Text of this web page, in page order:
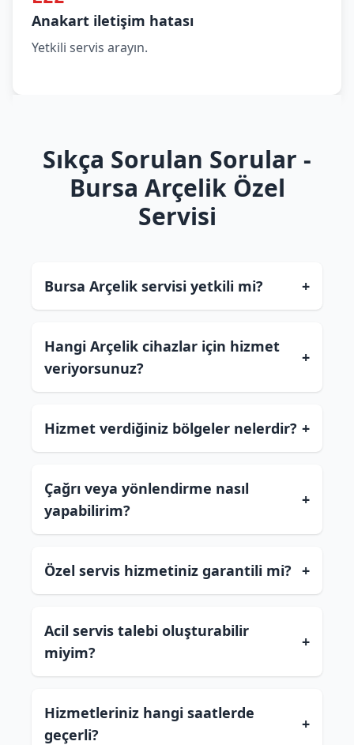
Anakart iletişim hatası
Yetkili servis arayın.
Sıkça Sorulan Sorular -
Bursa Arçelik Özel
Servisi
Bursa Arçelik servisi yetkili mi? +
Hangi Arçelik cihazlar için hizmet
veriyorsunuz?
+
Hizmet verdiğiniz bölgeler nelerdir? +
Çağrı veya yönlendirme nasıl
yapabilirim?
+
Özel servis hizmetiniz garantili mi? +
Acil servis talebi oluşturabilir
miyim?
+
Hizmetleriniz hangi saatlerde
geçerli?
+